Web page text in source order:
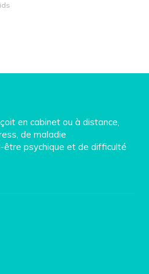
en cabinet ou à distance,
de maladie
être psychique et de difficulté